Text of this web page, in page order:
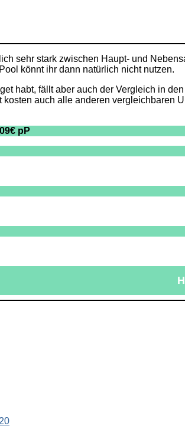
sehr stark zwischen Haupt- und
könnt ihr dann natürlich nicht nutzen.
habt, fällt aber auch der Vergleich in
kosten auch alle anderen
pP